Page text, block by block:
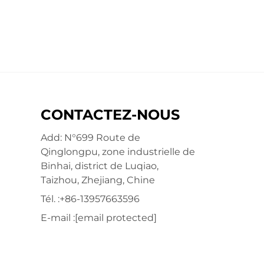
CONTACTEZ-NOUS
Add: N°699 Route de
Qinglongpu, zone industrielle de
Binhai, district de Luqiao,
Taizhou, Zhejiang, Chine
Tél. :+86-13957663596
E-mail :[email protected]